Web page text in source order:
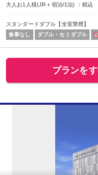
大人お1人様(JR＋宿泊/1泊) ：税込
スタンダードダブル【全室禁煙】
食事なし
ダブル・セミダブル
プランを